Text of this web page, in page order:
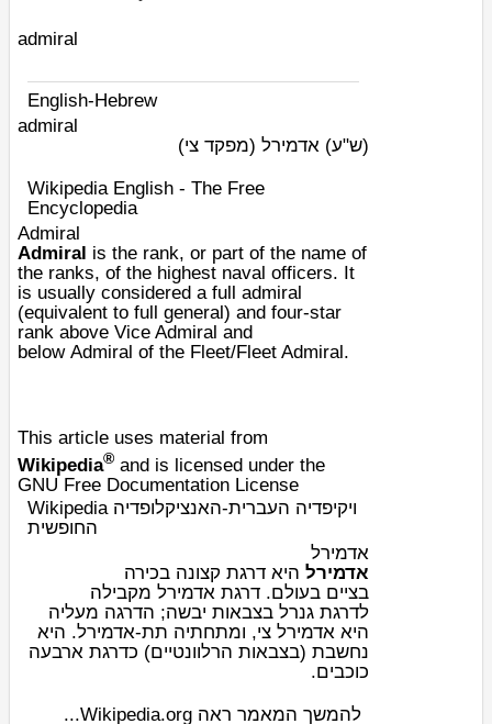
admiral
English-Hebrew
admiral
(ש"ע) אדמירל (מפקד צי)
Wikipedia English - The Free
Encyclopedia
Admiral
Admiral is the rank, or part of the name of
the ranks, of the highest naval officers. It
is usually considered a full admiral
(equivalent to full general) and four-star
rank above Vice Admiral and
below Admiral of the Fleet/Fleet Admiral.
This article uses material from
Wikipedia® and is licensed under the
GNU Free Documentation License
Wikipedia ויקיפדיה העברית-האנציקלופדיה
החופשית
אדמירל
אדמירל היא דרגת קצונה בכירה
בציים בעולם. דרגת אדמירל מקבילה
לדרגת גנרל בצבאות יבשה; הדרגה מעליה
היא אדמירל צי, ומתחתיה תת-אדמירל. היא
נחשבת (בצבאות הרלוונטיים) כדרגת ארבעה
כוכבים.
להמשך המאמר ראה Wikipedia.org...